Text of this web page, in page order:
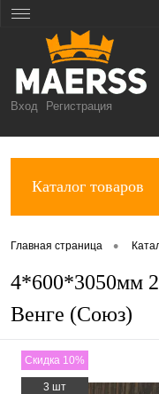
Вход Регистрация
Каталог товаров
Главная страница •
4*600*3050мм
Венге (Союз)
Скидка 10%
3 шт